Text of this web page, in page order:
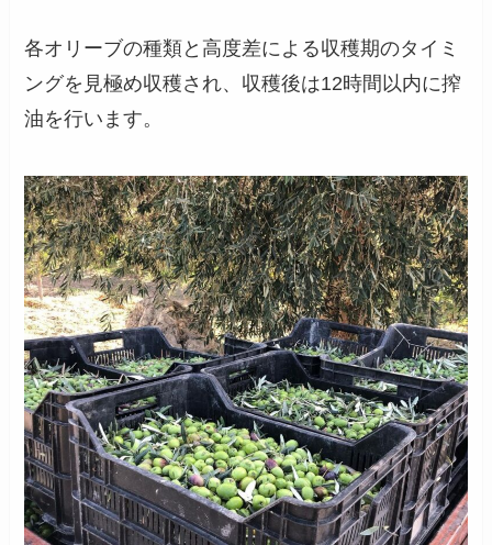
各オリーブの種類と高度差による収穫期のタイミ
ングを見極め収穫され、収穫後は12時間以内に搾
油を行います。